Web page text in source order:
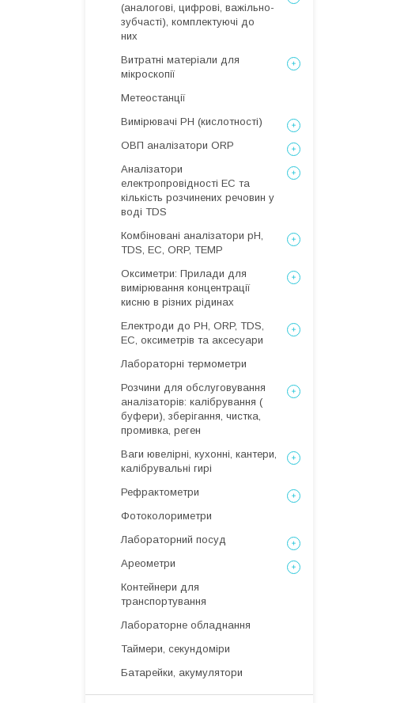
(аналогові, цифрові, важільно-
зубчасті), комплектуючі до
них
Витратні матеріали для
мікроскопії
Метеостанції
Вимірювачі РН (кислотності)
ОВП аналізатори ORP
Аналізатори
електропровідності EC та
кількість розчинених речовин у
воді TDS
Комбіновані аналізатори pH,
TDS, EC, ORP, TEMP
Оксиметри: Прилади для
вимірювання концентрації
кисню в різних рідинах
Електроди до PH, ORP, TDS,
EC, оксиметрів та аксесуари
Лабораторні термометри
Розчини для обслуговування
аналізаторів: калібрування (
буфери), зберігання, чистка,
промивка, реген
Ваги ювелірні, кухонні, кантери,
калібрувальні гирі
Рефрактометри
Фотоколориметри
Лабораторний посуд
Ареометри
Контейнери для
транспортування
Лабораторне обладнання
Таймери, секундоміри
Батарейки, акумулятори